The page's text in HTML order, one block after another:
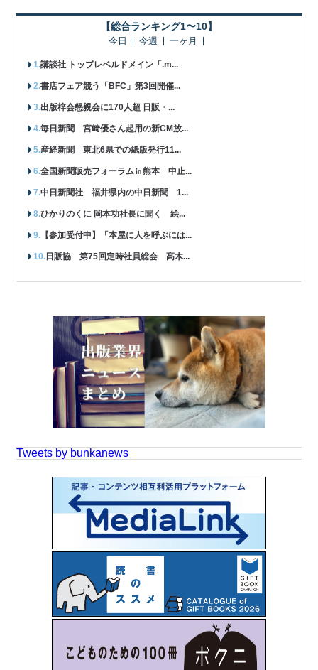
【総合ランキング1〜10】
今日 今週 一ヶ月
講談社 トップレベルドメイン「.m...
書店フェア競う「BFC」第3回開催...
出版梓会懇親会に170人超 日販・...
毎日新聞 宮﨑優さん起用の新CM放...
産経新聞 東北6県での紙版発行11...
全国新聞販売フォーラム㏌熊本 中止...
中日新聞社 福井県内の中日新聞 1...
ひかりのくに 岡本功社長に聞く 絵...
【参加受付中】「本屋に人を呼ぶには...
日販協 第75回定時社員総会 髙木...
Tweets by bunkanews